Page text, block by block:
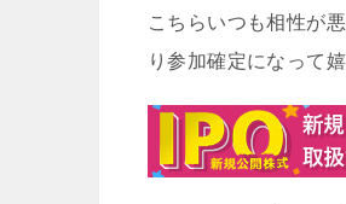
こちらいつも相性が
り参加確定になって